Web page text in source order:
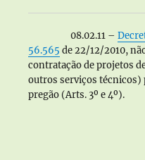
08.02.11 –
56.565 de 22/12/2010,
contratação de projetos
outros serviços técnicos)
pregão (Arts. 3º e 4º).